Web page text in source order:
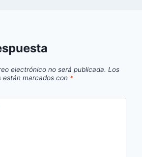
electrónico no será publicada. Los
están marcados con *